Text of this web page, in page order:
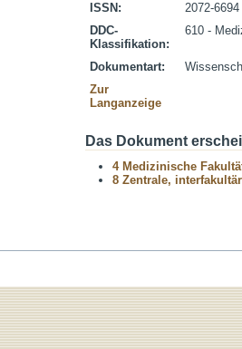
ISSN:
2072-6694
DDC-
Klassifikation:
610 -
Dokumentart:
Zur
Langanzeige
Das Dokument
4 Medizinische
8 Zentrale,